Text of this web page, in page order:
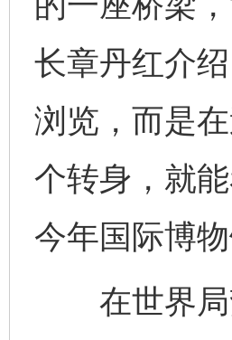
长章丹红介
浏览，而是
个转身，就
今年国际博
在世界局